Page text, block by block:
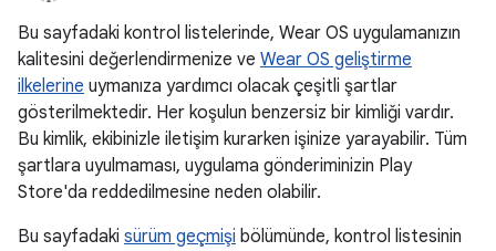
Bu sayfadaki kontrol listelerinde, Wear OS uygulamanızın
kalitesini değerlendirmenize ve Wear OS geliştirme
ilkelerine uymanıza yardımcı olacak çeşitli şartlar
gösterilmektedir. Her koşulun benzersiz bir kimliği vardır.
Bu kimlik, ekibinizle iletişim kurarken işinize yarayabilir. Tüm
şartlara uyulmaması, uygulama gönderiminizin Play
Store'da reddedilmesine neden olabilir.
Bu sayfadaki sürüm geçmişi bölümünde, kontrol listesinin